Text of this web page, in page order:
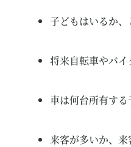
子どもはいるか
将来自転車やバ
車は何台所有する
来客が多いか、